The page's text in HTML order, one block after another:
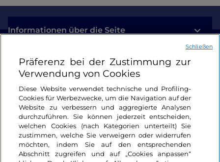
Informationen über die Seite
Nützliche Links
Login
Bleiben wir in Kontakt
Präferenz bei der Zustimmung zur
Verwendung von Cookies
Diese Website verwendet technische und Profiling-
Cookies für Werbezwecke, um die Navigation auf der
Website zu verbessern und aggregierte Analysen
durchzuführen. Sie können jederzeit entscheiden,
welchen Cookies (nach Kategorien unterteilt) Sie
zustimmen, welche Sie verweigern oder widerrufen
möchten, indem Sie auf den entsprechenden
Abschnitt zugreifen und auf „Cookies anpassen“
Schließen